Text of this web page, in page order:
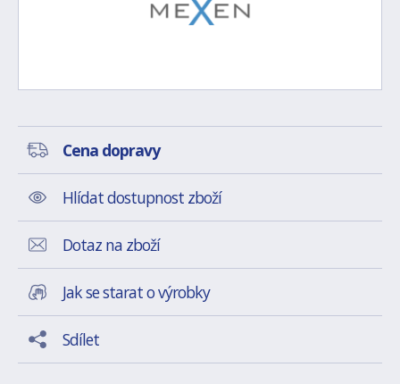
Cena dopravy
Hlídat dostupnost zboží
Dotaz na zboží
Jak se starat o výrobky
Sdílet